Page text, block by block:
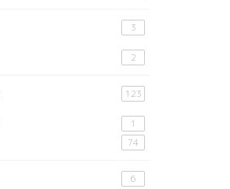
3
2
123
1
74
6